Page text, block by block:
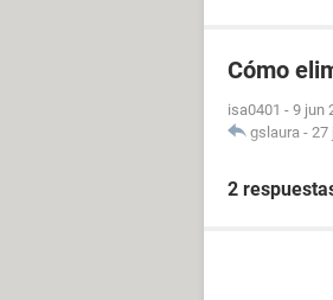
Cómo
isa0401 - 9 jun
gslaura - 27
2